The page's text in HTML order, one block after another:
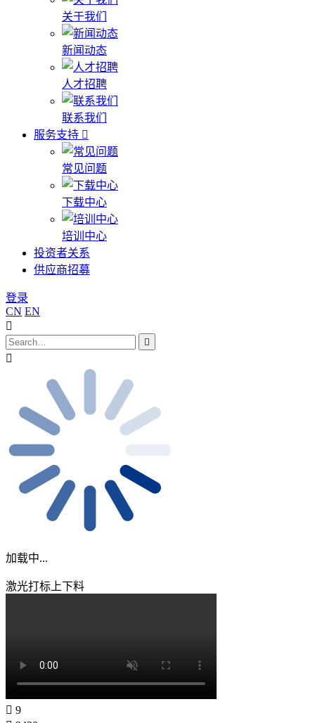
关于我们
新闻动态
人才招聘
联系我们
服务支持
常见问题
下载中心
培训中心
投资者关系
供应商招募
登录
CN EN
加载中...
激光打标上下料
9